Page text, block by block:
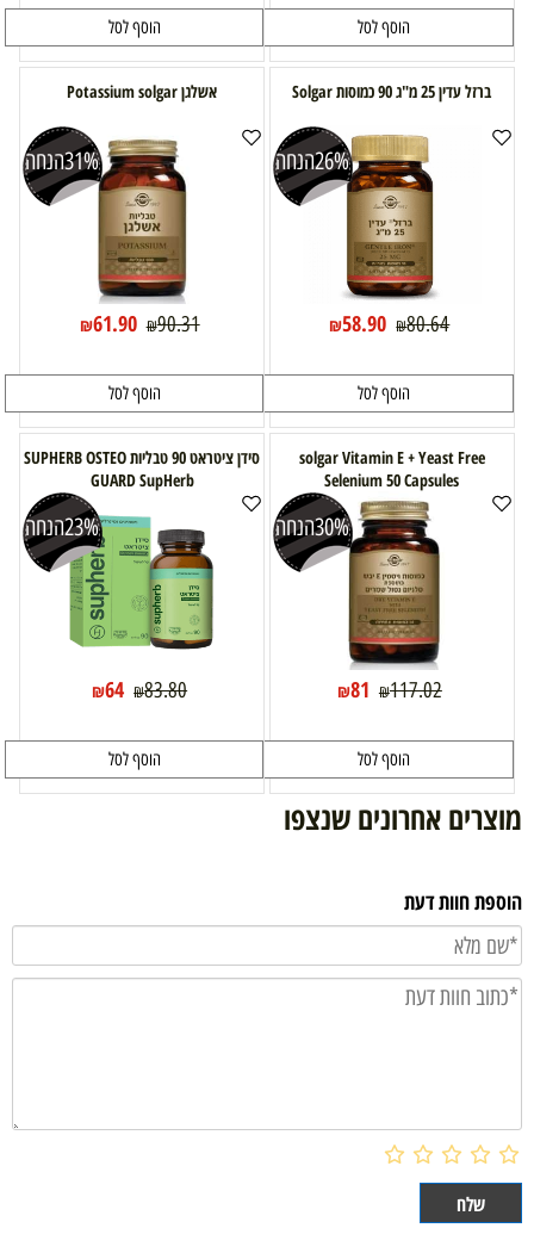
הוסף לסל הוסף לסל
ברזל עדין 25 מ"ג 90 כמוסות Solgar
26%הנחה
₪80.64
₪58.90
הוסף לסל
אשלגן Potassium solgar
31%הנחה
₪90.31
₪61.90
הוסף לסל
solgar Vitamin E + Yeast Free
Selenium 50 Capsules
30%הנחה
₪117.02
₪81
הוסף לסל
סידן ציטראט 90 טבליות SUPHERB OSTEO
GUARD SupHerb
23%הנחה
₪83.80
₪64
הוסף לסל
מוצרים אחרונים שנצפו
הוספת חוות דעת